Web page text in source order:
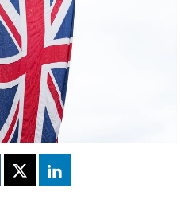
de 2025, 12:40
X Linkedin